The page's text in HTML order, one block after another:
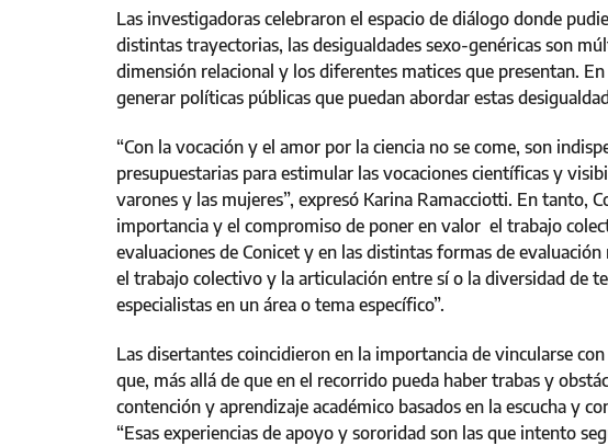
Las investigadoras celebraron el espacio de diálogo donde
distintas trayectorias, las desigualdades sexo-genéricas son
dimensión relacional y los diferentes matices que presentan.
generar políticas públicas que puedan abordar estas
“Con la vocación y el amor por la ciencia no se come, son
presupuestarias para estimular las vocaciones científicas y
varones y las mujeres”, expresó Karina Ramacciotti. En tanto,
importancia y el compromiso de poner en valor el trabajo
evaluaciones de Conicet y en las distintas formas de
el trabajo colectivo y la articulación entre sí o la diversidad de
especialistas en un área o tema específico”.
Las disertantes coincidieron en la importancia de vincularse
que, más allá de que en el recorrido pueda haber trabas y
contención y aprendizaje académico basados en la escucha y
“Esas experiencias de apoyo y sororidad son las que intento